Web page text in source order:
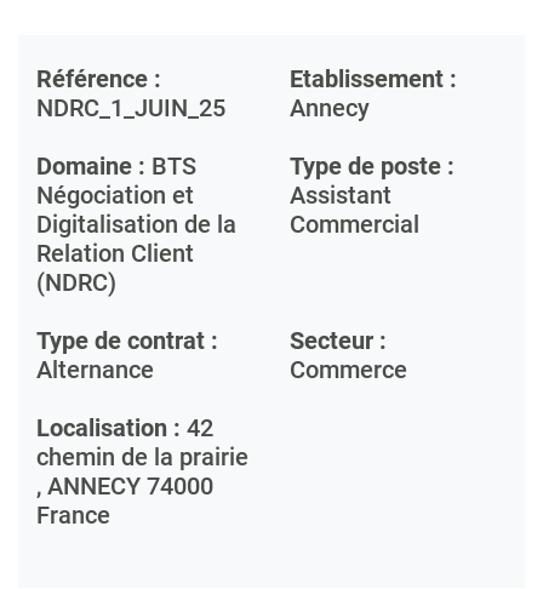
Référence :
NDRC_1_JUIN_25
Etablissement :
Annecy
Domaine : BTS
Négociation et
Digitalisation de la
Relation Client
(NDRC)
Type de poste :
Assistant
Commercial
Type de contrat :
Alternance
Secteur :
Commerce
Localisation : 42
chemin de la prairie
, ANNECY 74000
France